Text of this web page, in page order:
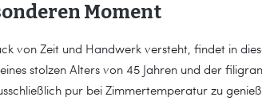
Moment
von Zeit und Handwerk versteht, findet in
stolzen Alters von 45 Jahren und der
pur bei Zimmertemperatur zu